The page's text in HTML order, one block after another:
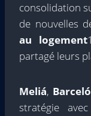
consolidation
de nouvelles
au logement
partagé leurs
Meliá, Barceló
stratégie